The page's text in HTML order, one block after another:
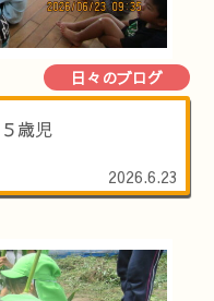
日々のブログ
歳児
2026.6.23